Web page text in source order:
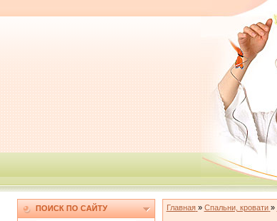
ПОИСК ПО САЙТУ Главная » Спальни, кровати »